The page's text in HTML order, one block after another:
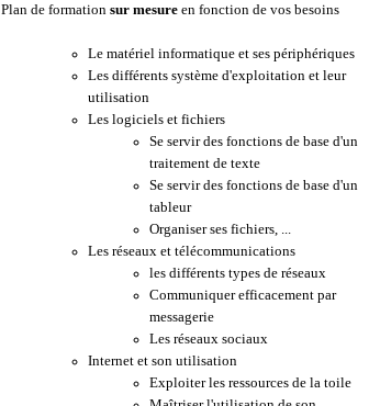
Plan de formation sur mesure en fonction de vos besoins
Le matériel informatique et ses périphériques
Les différents système d'exploitation et leur
utilisation
Les logiciels et fichiers
Se servir des fonctions de base d'un
traitement de texte
Se servir des fonctions de base d'un
tableur
Organiser ses fichiers, ...
Les réseaux et télécommunications
les différents types de réseaux
Communiquer efficacement par
messagerie
Les réseaux sociaux
Internet et son utilisation
Exploiter les ressources de la toile